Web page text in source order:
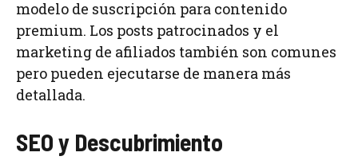
modelo de suscripción para contenido
premium. Los posts patrocinados y el
marketing de afiliados también son comunes
pero pueden ejecutarse de manera más
detallada.
SEO y Descubrimiento